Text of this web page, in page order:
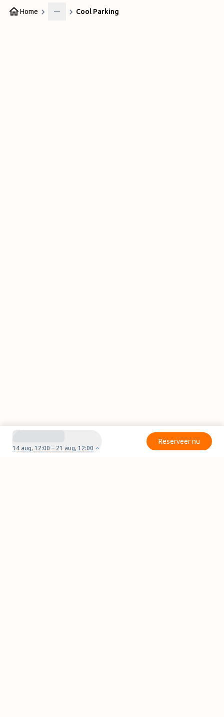
14 aug, 12:00 – 21 aug, 12:00
Reserveer nu
Home
More
Cool Parking